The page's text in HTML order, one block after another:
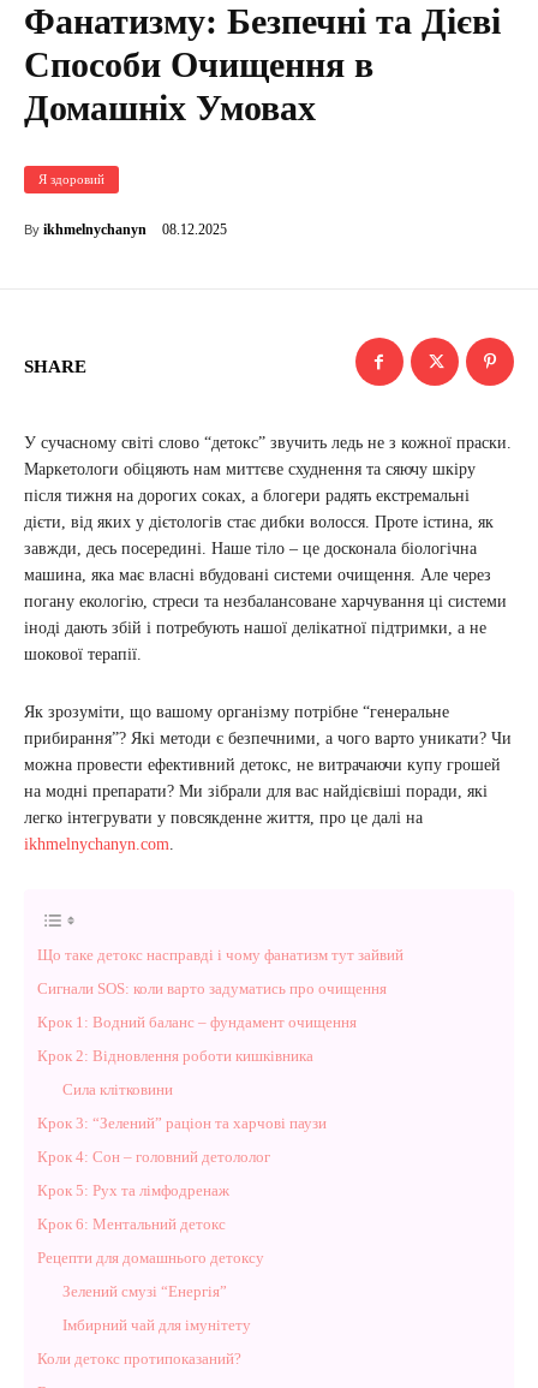
Фанатизму: Безпечні та Дієві
Способи Очищення в
Домашніх Умовах
Я здоровий
By ikhmelnychanyn 08.12.2025
SHARE
У сучасному світі слово “детокс” звучить ледь не з кожної праски.
Маркетологи обіцяють нам миттєве схуднення та сяючу шкіру
після тижня на дорогих соках, а блогери радять екстремальні
дієти, від яких у дієтологів стає дибки волосся. Проте істина, як
завжди, десь посередині. Наше тіло – це досконала біологічна
машина, яка має власні вбудовані системи очищення. Але через
погану екологію, стреси та незбалансоване харчування ці системи
іноді дають збій і потребують нашої делікатної підтримки, а не
шокової терапії.
Як зрозуміти, що вашому організму потрібне “генеральне
прибирання”? Які методи є безпечними, а чого варто уникати? Чи
можна провести ефективний детокс, не витрачаючи купу грошей
на модні препарати? Ми зібрали для вас найдієвіші поради, які
легко інтегрувати у повсякденне життя, про це далі на
ikhmelnychanyn.com.
Що таке детокс насправді і чому фанатизм тут зайвий
Сигнали SOS: коли варто задуматись про очищення
Крок 1: Водний баланс – фундамент очищення
Крок 2: Відновлення роботи кишківника
Сила клітковини
Крок 3: “Зелений” раціон та харчові паузи
Крок 4: Сон – головний детололог
Крок 5: Рух та лімфодренаж
Крок 6: Ментальний детокс
Рецепти для домашнього детоксу
Зелений смузі “Енергія”
Імбирний чай для імунітету
Коли детокс протипоказаний?